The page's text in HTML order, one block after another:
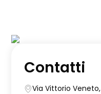
Contatti
Via Vittorio Veneto,